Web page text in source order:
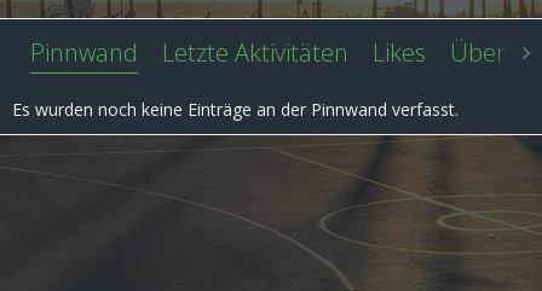
Pinnwand Letzte Aktivitäten Likes Über
Es wurden noch keine Einträge an der Pinnwand verfasst.